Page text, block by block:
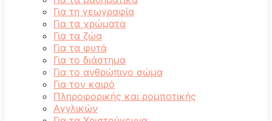
Για τη γεωγραφία
Για τα χρώματα
Για τα ζώα
Για τα φυτά
Για το διάστημα
Για το ανθρώπινο σώμα
Για τον καιρό
Πληροφορικής και ρομποτικής
Αγγλικών